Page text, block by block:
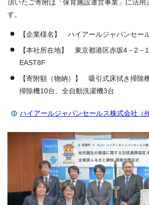
頂いたご寄附は「保育施設運営事業」に活用
す。
【企業様名】 ハイアールジャパンセー
【本社所在地】 東京都港区赤坂4－2－
EAST8F
【寄附額（物納）】 吸引式床拭き掃除
掃除機10台、全自動洗濯機3台
ハイアールジャパンセールス株式会社 （